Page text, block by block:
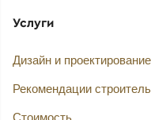
Услуги
Дизайн и
Рекомендации
Стоимость